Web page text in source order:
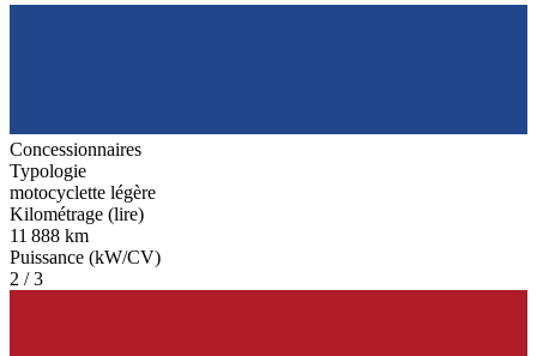
Concessionnaires
Typologie
motocyclette légère
Kilométrage (lire)
11 888 km
Puissance (kW/CV)
2 / 3